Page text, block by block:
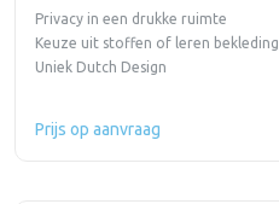
Privacy in een drukke ruimte
Keuze uit stoffen of leren bekleding
Uniek Dutch Design
Prijs op aanvraag